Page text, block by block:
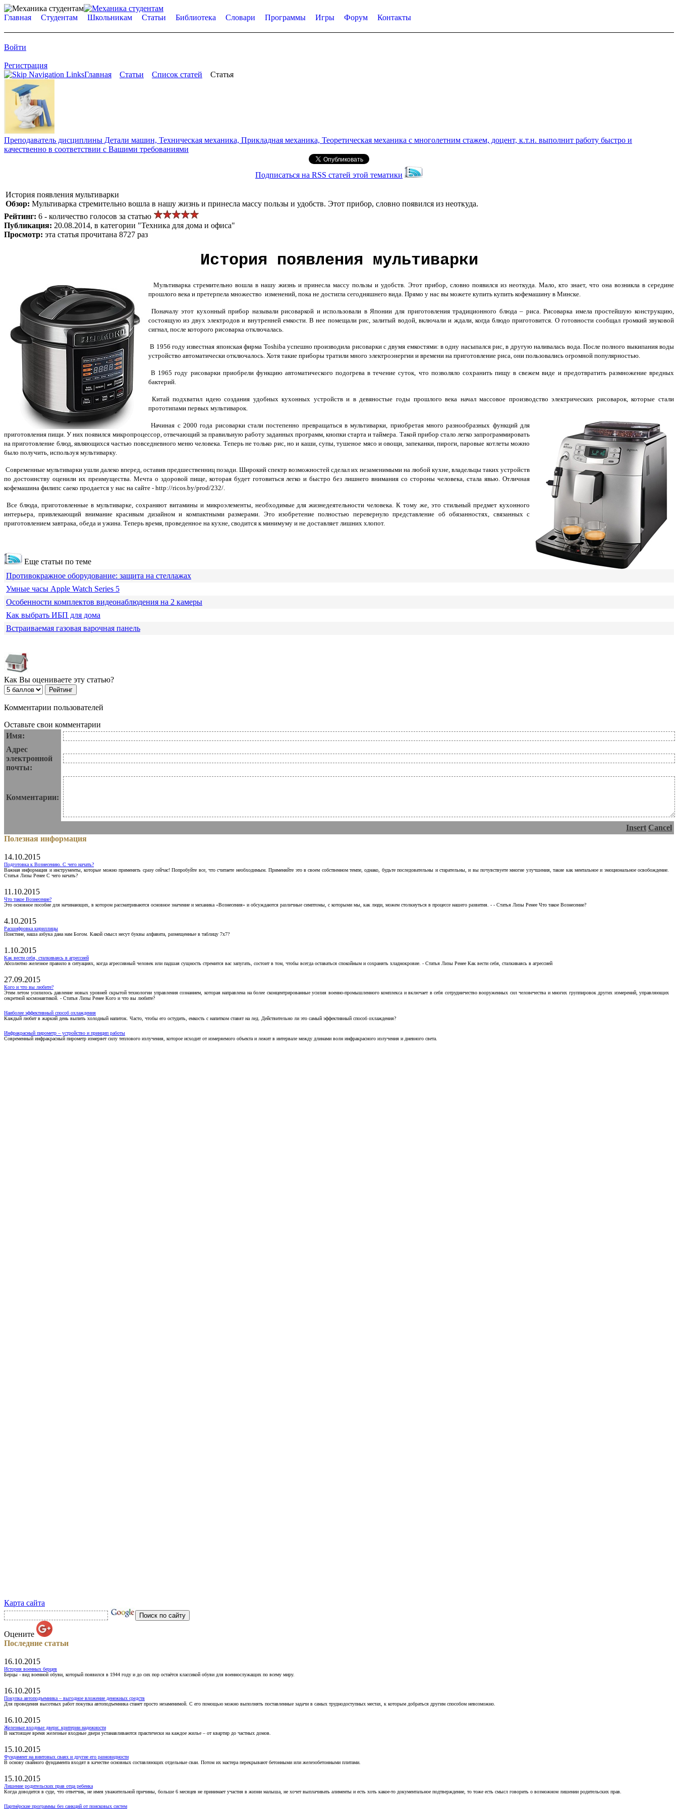
Главная Студентам Школьникам Статьи Библиотека Словари Программы Игры Форум Контакты
Войти
Регистрация
Главная
Статьи Список статей Статья
Преподаватель дисциплины Детали машин, Техническая механика, Прикладная механика, Теоретическая механика с многолетним стажем, доцент, к.т.н. выполнит работу быстро и
качественно в соответствии с Вашими требованиями
Подписаться на RSS статей этой тематики
История появления мультиварки
Обзор: Мультиварка стремительно вошла в нашу жизнь и принесла массу пользы и удобств. Этот прибор, словно появился из неоткуда.
Рейтинг: 6 - количество голосов за статью
Публикация: 20.08.2014, в категории "Техника для дома и офиса"
Просмотр: эта статья прочитана 8727 раз
История появления мультиварки
Мультиварка стремительно вошла в нашу жизнь и принесла массу пользы и удобств. Этот прибор, словно появился из неоткуда. Мало, кто знает, что она возникла в середине
прошлого века и претерпела множество изменений, пока не достигла сегодняшнего вида. Прямо у нас вы можете купить купить кофемашину в Минске.
Поначалу этот кухонный прибор называли рисоваркой и использовали в Японии для приготовления традиционного блюда – риса. Рисоварка имела простейшую конструкцию,
состоящую из двух электродов и внутренней емкости. В нее помещали рис, залитый водой, включали и ждали, когда блюдо приготовится. О готовности сообщал громкий звуковой
сигнал, после которого рисоварка отключалась.
В 1956 году известная японская фирма Toshiba успешно производила рисоварки с двумя емкостями: в одну насыпался рис, в другую наливалась вода. После полного выкипания воды
устройство автоматически отключалось. Хотя такие приборы тратили много электроэнергии и времени на приготовление риса, они пользовались огромной популярностью.
В 1965 году рисоварки приобрели функцию автоматического подогрева в течение суток, что позволяло сохранить пищу в свежем виде и предотвратить размножение вредных
бактерий.
Китай подхватил идею создания удобных кухонных устройств и в девяностые годы прошлого века начал массовое производство электрических рисоварок, которые стали
прототипами первых мультиварок.
Начиная с 2000 года рисоварки стали постепенно превращаться в мультиварки, приобретая много разнообразных функций для
приготовления пищи. У них появился микропроцессор, отвечающий за правильную работу заданных программ, кнопки старта и таймера. Такой прибор стало легко запрограммировать
на приготовление блюд, являющихся частью повседневного меню человека. Теперь не только рис, но и каши, супы, тушеное мясо и овощи, запеканки, пироги, паровые котлеты можно
было получить, используя мультиварку.
Современные мультиварки ушли далеко вперед, оставив предшественниц позади. Широкий спектр возможностей сделал их незаменимыми на любой кухне, владельцы таких устройств
по достоинству оценили их преимущества. Мечта о здоровой пище, которая будет готовиться легко и быстро без лишнего внимания со стороны человека, стала явью. Отличная
кофемашина филипс саеко продается у нас на сайте - http://ricos.by/prod/232/.
Все блюда, приготовленные в мультиварке, сохраняют витамины и микроэлементы, необходимые для жизнедеятельности человека. К тому же, это стильный предмет кухонного
интерьера, привлекающий внимание красивым дизайном и компактными размерами. Это изобретение полностью перевернуло представление об обязанностях, связанных с
приготовлением завтрака, обеда и ужина. Теперь время, проведенное на кухне, сводится к минимуму и не доставляет лишних хлопот.
Еще статьи по теме
Противокражное оборудование: защита на стеллажах
Умные часы Apple Watch Series 5
Особенности комплектов видеонаблюдения на 2 камеры
Как выбрать ИБП для дома
Встраиваемая газовая варочная панель
Как Вы оцениваете эту статью?
Комментарии пользователей
Оставьте свои комментарии
Имя:
Адрес
электронной
почты:
Комментарии:
Insert Cancel
Полезная информация
14.10.2015
Подготовка к Вознесению. С чего начать?
Важная информация и инструменты, которые можно применять сразу сейчас! Попробуйте все, что считаете необходимым. Применяйте это в своем собственном темпе, однако, будьте последовательны и старательны, и вы почувствуете многие улучшения, такие как ментальное и эмоциональное освобождение.
Статья Лизы Ренее С чего начать?
11.10.2015
Что такое Вознесение?
Это основное пособие для начинающих, в котором рассматриваются основное значение и механика «Вознесения» и обсуждаются различные симптомы, с которыми мы, как люди, можем столкнуться в процессе нашего развития. - - Статья Лизы Ренее Что такое Вознесение?
4.10.2015
Расшифровка кириллицы
Поистине, наша азбука дана нам Богом. Какой смысл несут буквы алфавита, размещенные в таблицу 7х7?
1.10.2015
Как вести себя, сталкиваясь в агрессией
Абсолютно железное правило в ситуациях, когда агрессивный человек или падшая сущность стремится вас запугать, состоит в том, чтобы всегда оставаться спокойным и сохранять хладнокровие. - Статья Лизы Ренее Как вести себя, сталкиваясь в агрессией
27.09.2015
Кого и что вы любите?
Этим летом усилилось давление новых уровней скрытой технологии управления сознанием, которая направлена на более сконцентрированные усилия военно-промышленного комплекса и включает в себя сотрудничество вооруженных сил человечества и многих группировок других измерений, управляющих
секретной космонавтикой. - Статья Лизы Ренее Кого и что вы любите?
Наиболее эффективный способ охлаждения
Каждый любит в жаркий день выпить холодный напиток. Часто, чтобы его остудить, емкость с напитком ставят на лед. Действительно ли это самый эффективный способ охлаждения?
Инфракрасный пирометр – устройство и принцип работы
Современный инфракрасный пирометр измеряет силу теплового излучения, которое исходит от измеряемого объекта и лежит в интервале между длинами волн инфракрасного излучения и дневного света.
Карта сайта
Оцените
Последние статьи
16.10.2015
История военных берцев
Берцы - вид военной обуви, который появился в 1944 году и до сих пор остаётся классикой обуви для военнослужащих по всему миру.
16.10.2015
Покупка автоподъемника – выгодное вложение денежных средств
Для проведения высотных работ покупка автоподъемника станет просто незаменимой. С его помощью можно выполнять поставленные задачи в самых труднодоступных местах, к которым добраться другим способом невозможно.
16.10.2015
Железные входные двери: критерии надежности
В настоящее время железные входные двери устанавливаются практически на каждое жилье – от квартир до частных домов.
15.10.2015
Фундамент на винтовых сваях и другие его разновидности
В основу свайного фундамента входят в качестве основных составляющих отдельные сваи. Потом их мастера перекрывают бетонными или железобетонными плитами.
15.10.2015
Лишение родительских прав отца ребенка
Когда доводится в суде, что ответчик, не имея уважительной причины, больше 6 месяцев не принимает участия в жизни малыша, не хочет выплачивать алименты и есть хоть какое-то документальное подтверждение, то тоже есть смысл говорить о возможном лишении родительских прав.
Партнёрские программы без санкций от поисковых систем